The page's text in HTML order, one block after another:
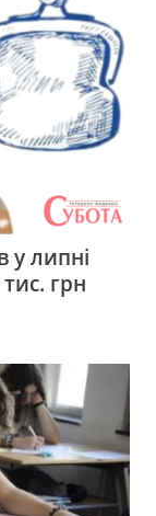
у липні
грн